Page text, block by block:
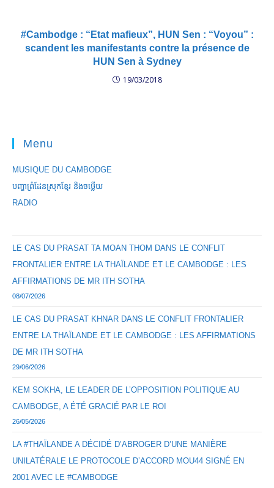
#Cambodge : “Etat mafieux”, HUN Sen : “Voyou” :
scandent les manifestants contre la présence de
HUN Sen à Sydney
19/03/2018
Menu
MUSIQUE DU CAMBODGE
បញ្ហាព្រំដែនស្រុកខ្មែរ និងចឞ្លើយ
RADIO
LE CAS DU PRASAT TA MOAN THOM DANS LE CONFLIT
FRONTALIER ENTRE LA THAÏLANDE ET LE CAMBODGE : LES
AFFIRMATIONS DE MR ITH SOTHA
08/07/2026
LE CAS DU PRASAT KHNAR DANS LE CONFLIT FRONTALIER
ENTRE LA THAÏLANDE ET LE CAMBODGE : LES AFFIRMATIONS
DE MR ITH SOTHA
29/06/2026
KEM SOKHA, LE LEADER DE L’OPPOSITION POLITIQUE AU
CAMBODGE, A ÉTÉ GRACIÉ PAR LE ROI
26/05/2026
LA #THAÏLANDE A DÉCIDÉ D’ABROGER D’UNE MANIÈRE
UNILATÉRALE LE PROTOCOLE D’ACCORD MOU44 SIGNÉ EN
2001 AVEC LE #CAMBODGE